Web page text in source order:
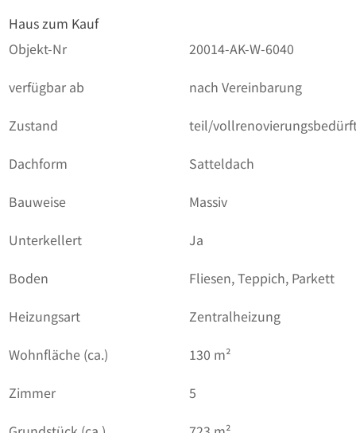
Haus zum Kauf
Objekt-Nr
20014-AK-W-6040
verfügbar ab
nach Vereinbarung
Zustand
teil/
Dachform
Satteldach
Bauweise
Massiv
Unterkellert
Ja
Boden
Fliesen, Teppich, Parkett
Heizungsart
Zentralheizung
Wohnfläche (ca.)
130 m²
Zimmer
5